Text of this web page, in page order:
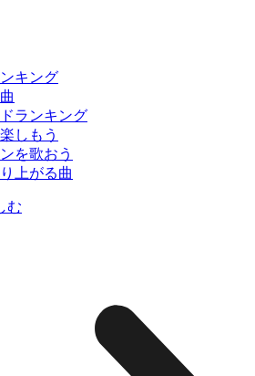
キング
ランキング
しもう
を歌おう
上がる曲
む